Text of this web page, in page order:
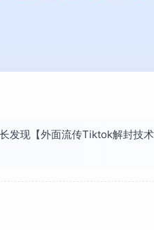
发现【外面流传Tiktok解封技